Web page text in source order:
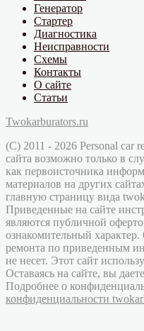
Генератор
Стартер
Диагностика
Неисправности
Схемы
Контакты
О сайте
Статьи
Twokarburators.ru
(C) 2011 - 2026 Personal car
сайта возможно только в
как первоисточника
материалов на других
главную страницу вида
Приведенные на сайте
являются публичной
ознакомительный характер.
ремонта по приведенным
не несет. Этот сайт
Оставаясь на сайте, вы
Подробнее о
конфиденциальности